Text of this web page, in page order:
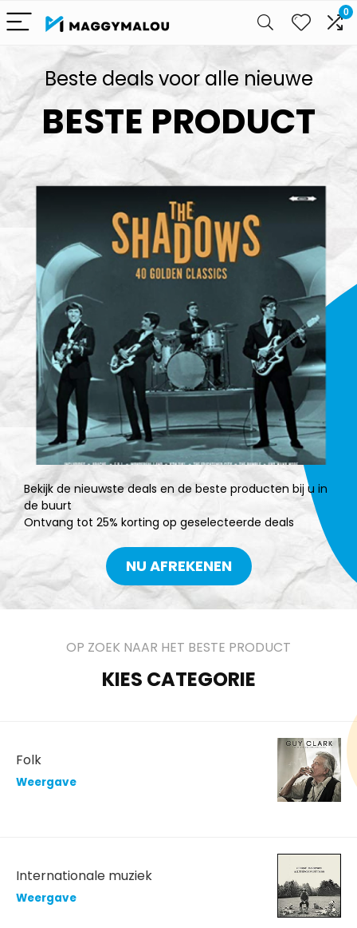
0
Beste deals voor alle nieuwe
BESTE PRODUCT
Bekijk de nieuwste deals en de beste producten bij u in
de buurt
Ontvang tot 25% korting op geselecteerde deals
NU AFREKENEN
OP ZOEK NAAR HET BESTE PRODUCT
KIES CATEGORIE
Folk
Weergave
Internationale muziek
Weergave